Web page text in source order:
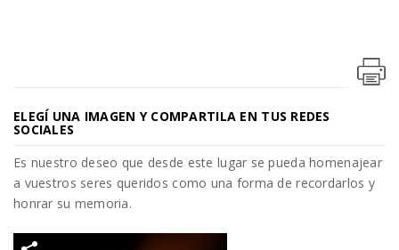
ELEGÍ UNA IMAGEN Y COMPARTILA EN TUS REDES
SOCIALES
Es nuestro deseo que desde este lugar se pueda homenajear
a vuestros seres queridos como una forma de recordarlos y
honrar su memoria.